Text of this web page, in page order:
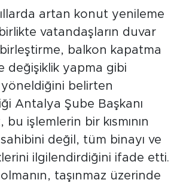
artan konut yenileme
vatandaşların duvar
balkon kapatma
değişiklik yapma gibi
belirten
Antalya Şube Başkanı
işlemlerin bir kısmının
değil, tüm binayı ve
ilgilendirdiğini ifade etti.
taşınmaz üzerinde